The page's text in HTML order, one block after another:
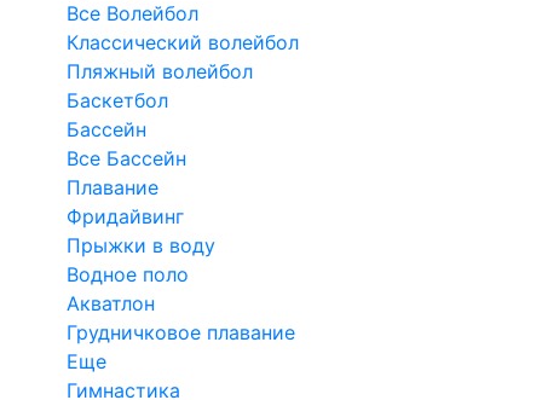
Все Волейбол
Классический волейбол
Пляжный волейбол
Баскетбол
Бассейн
Все Бассейн
Плавание
Фридайвинг
Прыжки в воду
Водное поло
Акватлон
Грудничковое плавание
Еще
Гимнастика